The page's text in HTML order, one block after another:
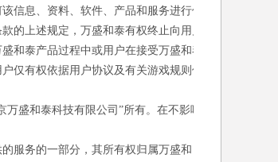
信息、资料、软件、产品和服务进行修
的上述规定，万盛和泰有权终止向用户
和泰产品过程中或用户在接受万盛和泰
仅有权依据用户协议及有关游戏规则使
盛和泰科技有限公司”所有。在不影响
服务的一部分，其所有权归属万盛和